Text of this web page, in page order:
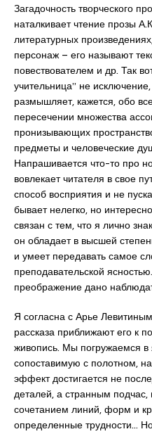
Загадочность творческого
наталкивает чтение прозы
литературных
персонаж – его называют
повествователем и др. Так
учительница” не
размышляет, кажется, обо
пересечении множества
пронизывающих
предметы и человеческие
Напрашивается что-то про
вовлекает читателя в свое
способ восприятия и не
бывает нелегко, но
связан с тем, что я лично
он обладает в высшей
и умеет передавать самое
преподавательской
преображение дано
Я согласна с Арье
рассказа приближают его к
живопись. Мы погружаемся
сопоставимую с полотном,
эффект достигается не
деталей, а странным
сочетанием линий, форм и
определенные трудности…